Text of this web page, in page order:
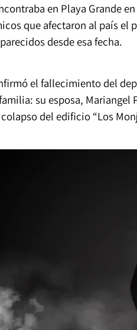
en Playa Grande
que afectaron al país el
desde esa fecha.
el fallecimiento del
su esposa,
del edificio “Los